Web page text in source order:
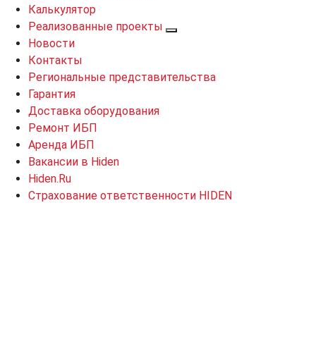
Калькулятор
Реализованные проекты
Новости
Контакты
Региональные представительства
Гарантия
Доставка оборудования
Ремонт ИБП
Аренда ИБП
Вакансии в Hiden
Hiden.Ru
Страхование ответственности HIDEN